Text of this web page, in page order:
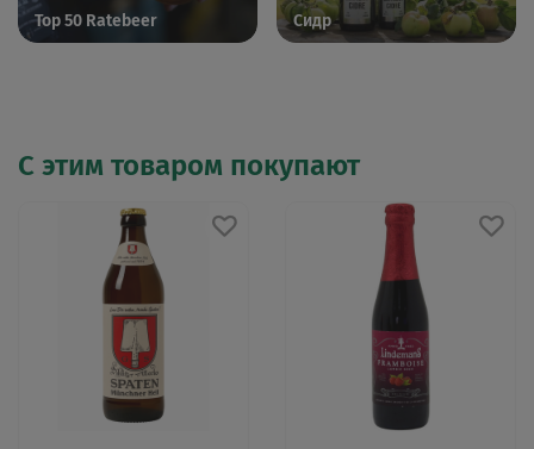
Top 50 Ratebeer Сидр
С этим товаром покупают